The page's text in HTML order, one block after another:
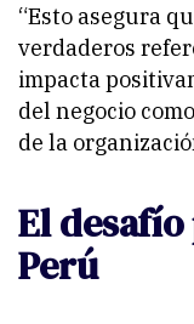
“Esto asegura
verdaderos
impacta
del negocio
de la
El
Perú